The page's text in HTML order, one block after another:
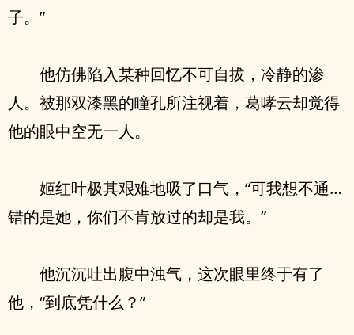
子。”
他仿佛陷入某种回忆不可自拔，冷静的渗
人。被那双漆黑的瞳孔所注视着，葛哮云却觉得
他的眼中空无一人。
姬红叶极其艰难地吸了口气，“可我想不通…
错的是她，你们不肯放过的却是我。”
他沉沉吐出腹中浊气，这次眼里终于有了
他，“到底凭什么？”